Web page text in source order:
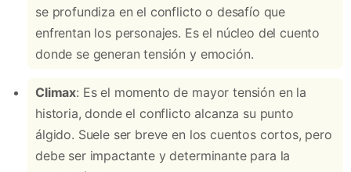
se profundiza en el conflicto o desafío que
enfrentan los personajes. Es el núcleo del cuento
donde se generan tensión y emoción.
Climax: Es el momento de mayor tensión en la
historia, donde el conflicto alcanza su punto
álgido. Suele ser breve en los cuentos cortos, pero
debe ser impactante y determinante para la